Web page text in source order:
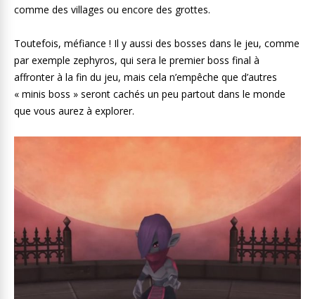
comme des villages ou encore des grottes.
Toutefois, méfiance ! Il y aussi des bosses dans le jeu, comme
par exemple zephyros, qui sera le premier boss final à
affronter à la fin du jeu, mais cela n’empêche que d’autres
« minis boss » seront cachés un peu partout dans le monde
que vous aurez à explorer.